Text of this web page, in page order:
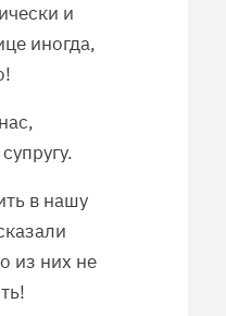
и
иногда,
в нашу
из них не